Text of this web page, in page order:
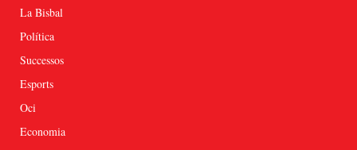
La Bisbal
Política
Successos
Esports
Oci
Economia